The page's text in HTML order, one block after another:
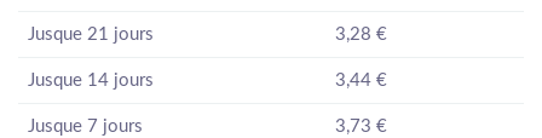
Jusque 21 jours 3,28 €
Jusque 14 jours 3,44 €
Jusque 7 jours 3,73 €